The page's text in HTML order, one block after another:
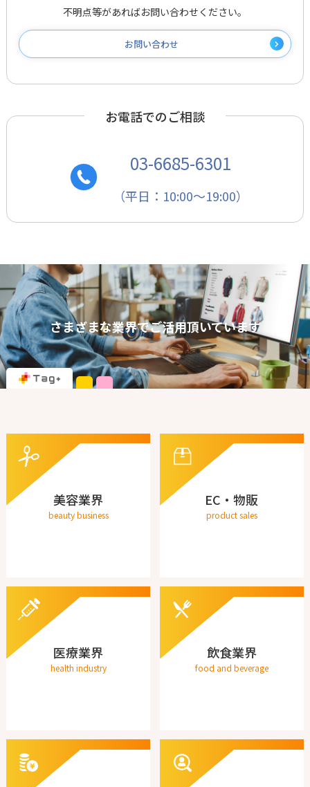
不明点等があればお問い合わせください。
お問い合わせ
お電話でのご相談
03-6685-6301
（平日：10:00～19:00）
さまざまな業界でご活用頂いています
美容業界
beauty business
EC・物販
product sales
医療業界
health industry
飲食業界
food and beverage